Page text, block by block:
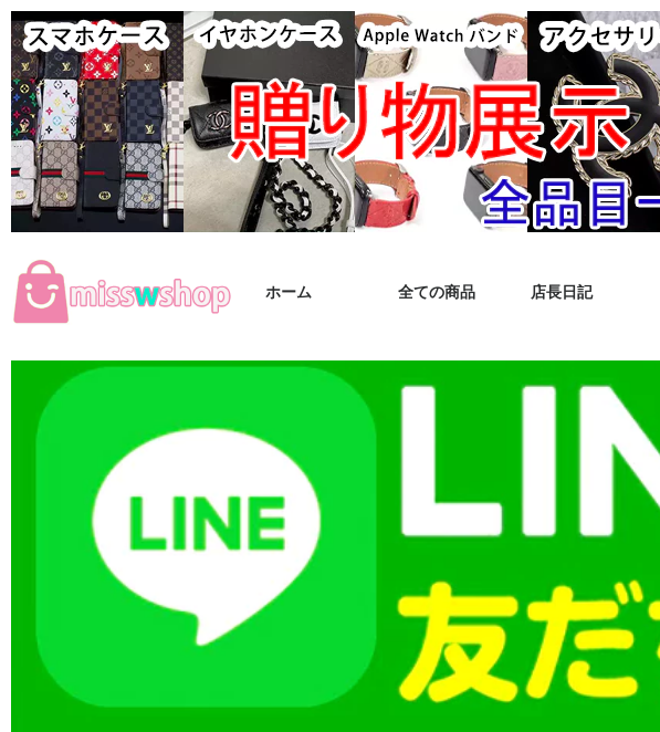
ホーム 全ての商品 店長日記